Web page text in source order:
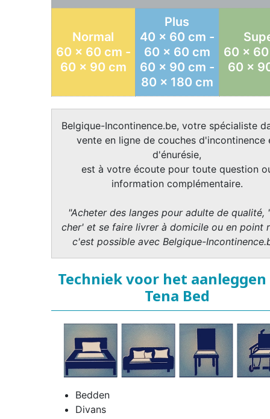
Normal
60 x 60 cm -
60 x 90 cm
Plus
40 x 60 cm -
60 x 60 cm
60 x 90 cm -
80 x 180 cm
60 x
60 x
Belgique-Incontinence.be, votre spécialiste
vente en ligne de couches d'incontinence
d'énurésie,
est à votre écoute pour toute question
information complémentaire.
"Acheter des langes pour adulte de qualité,
cher' et se faire livrer à domicile ou en point
c'est possible avec Belgique-
Techniek voor het aanleggen
Tena Bed
Bedden
Divans